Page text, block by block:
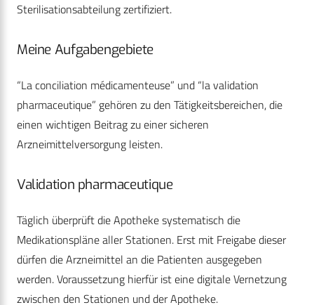
Sterilisationsabteilung zertifiziert.
Meine Aufgabengebiete
“La conciliation médicamenteuse” und “la validation
pharmaceutique” gehören zu den Tätigkeitsbereichen, die
einen wichtigen Beitrag zu einer sicheren
Arzneimittelversorgung leisten.
Validation pharmaceutique
Täglich überprüft die Apotheke systematisch die
Medikationspläne aller Stationen. Erst mit Freigabe dieser
dürfen die Arzneimittel an die Patienten ausgegeben
werden. Voraussetzung hierfür ist eine digitale Vernetzung
zwischen den Stationen und der Apotheke.